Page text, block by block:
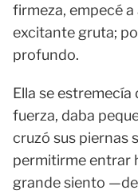
firmeza, empecé
excitante gruta;
profundo.
Ella se estremecía
fuerza, daba
cruzó sus piernas
permitirme entrar
grande siento